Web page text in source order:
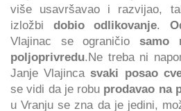
više usavršavao i razvijao,
izložbi dobio odlikovanje.
Vlajinac se ograničio samo
poljoprivredu.Ne treba ni
Janje Vlajincasvaki posao
se vidi da je robu prodavao na
u Vranju se zna da je jedini,